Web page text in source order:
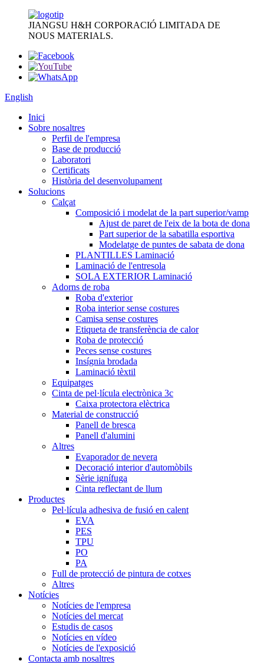
JIANGSU H&H CORPORACIÓ LIMITADA DE
NOUS MATERIALS.
English
Inici
Sobre nosaltres
Perfil de l'empresa
Base de producció
Laboratori
Certificats
Història del desenvolupament
Solucions
Calçat
Composició i modelat de la part superior/vamp
Ajust de paret de l'eix de la bota de dona
Part superior de la sabatilla esportiva
Modelatge de puntes de sabata de dona
PLANTILLES Laminació
Laminació de l'entresola
SOLA EXTERIOR Laminació
Adorns de roba
Roba d'exterior
Roba interior sense costures
Camisa sense costures
Etiqueta de transferència de calor
Roba de protecció
Peces sense costures
Insígnia brodada
Laminació tèxtil
Equipatges
Cinta de pel·lícula electrònica 3c
Caixa protectora elèctrica
Material de construcció
Panell de bresca
Panell d'alumini
Altres
Evaporador de nevera
Decoració interior d'automòbils
Sèrie ignífuga
Cinta reflectant de llum
Productes
Pel·lícula adhesiva de fusió en calent
EVA
PES
TPU
PO
PA
Full de protecció de pintura de cotxes
Altres
Notícies
Notícies de l'empresa
Notícies del mercat
Estudis de casos
Notícies en vídeo
Notícies de l'exposició
Contacta amb nosaltres